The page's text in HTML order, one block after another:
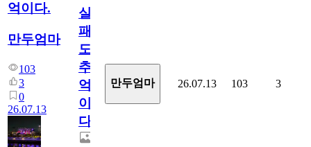
억이다.
만두엄마
103
3
0
26.07.13
실
패
도
추
억
이
다.
만두엄마 26.07.13 103 3